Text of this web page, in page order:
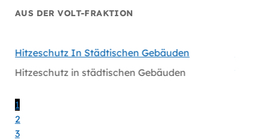
AUS DER VOLT-FRAKTION
Hitzeschutz In Städtischen Gebäuden
Hitzeschutz in städtischen Gebäuden
1
2
3